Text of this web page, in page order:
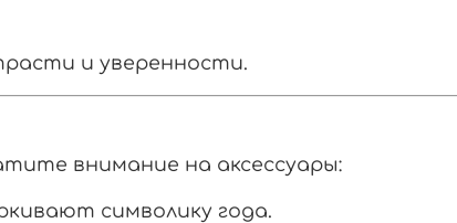
и уверенности.
внимание на аксессуары:
символику года.